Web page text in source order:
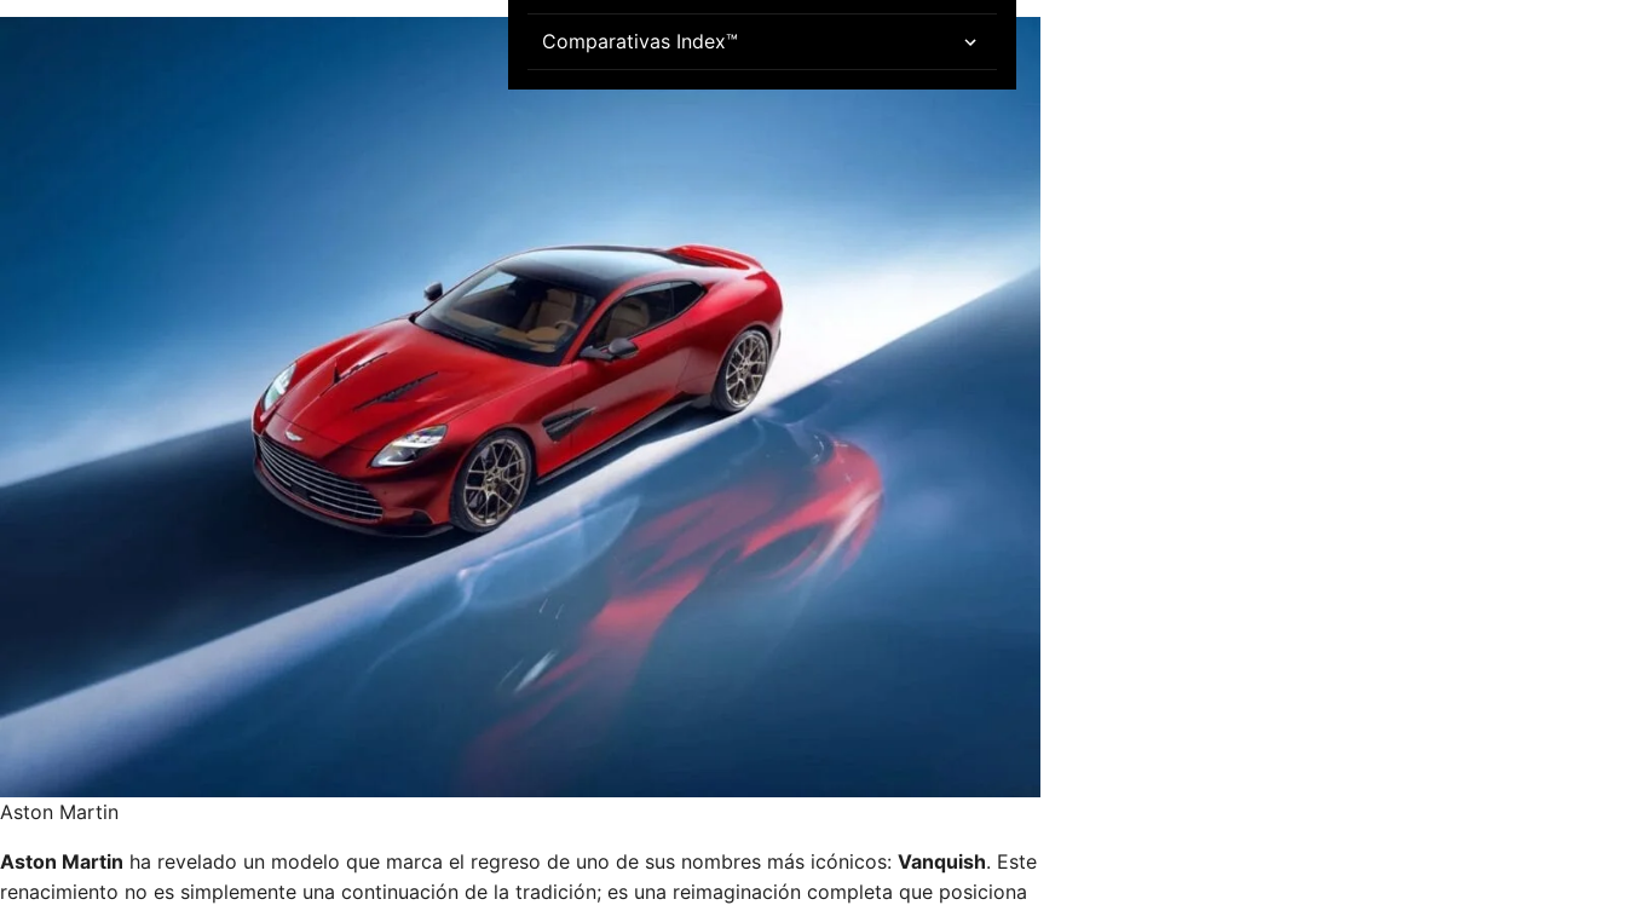
Comparativas Index™
Aston Martin
Aston Martin ha revelado un modelo que marca el regreso de uno de sus nombres más icónicos: Vanquish. Este
renacimiento no es simplemente una continuación de la tradición; es una reimaginación completa que posiciona